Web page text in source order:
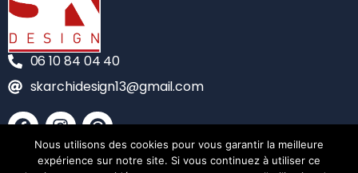
06 10 84 04 40
skarchidesign13@gmail.com
CONTACT
Nous utilisons des cookies pour vous garantir la meilleure
expérience sur notre site. Si vous continuez à utiliser ce